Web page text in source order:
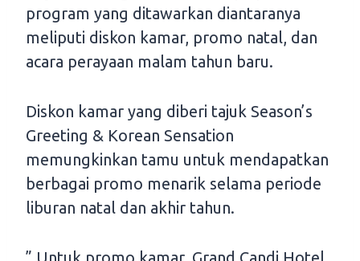
program yang ditawarkan diantaranya
meliputi diskon kamar, promo natal, dan
acara perayaan malam tahun baru.
Diskon kamar yang diberi tajuk Season’s
Greeting & Korean Sensation
memungkinkan tamu untuk mendapatkan
berbagai promo menarik selama periode
liburan natal dan akhir tahun.